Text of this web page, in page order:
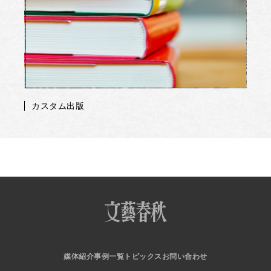
カスタム出版
媒体紹介事例一覧 トピックス お問い合わせ